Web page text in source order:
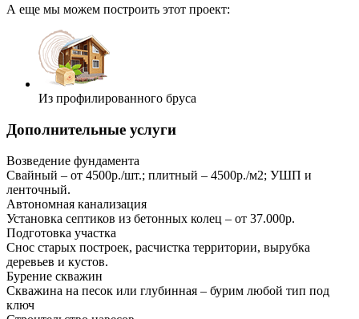
А еще мы можем построить этот проект:
Из профилированного бруса
Дополнительные услуги
Возведение фундамента
Свайный – от 4500р./шт.; плитный – 4500р./м2; УШП и
ленточный.
Автономная канализация
Установка септиков из бетонных колец – от 37.000р.
Подготовка участка
Снос старых построек, расчистка территории, вырубка
деревьев и кустов.
Бурение скважин
Скважина на песок или глубинная – бурим любой тип под
ключ